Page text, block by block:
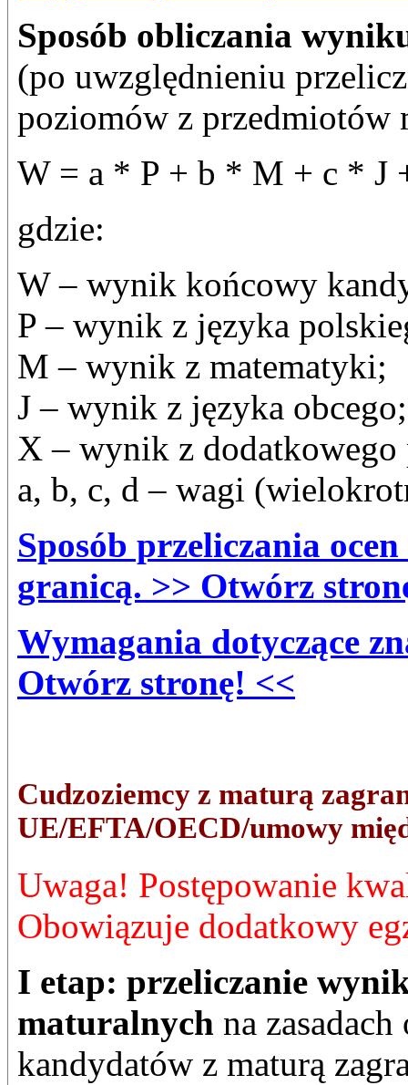
Sposób obliczania
(po uwzględnieniu
poziomów z przedmiotów
W = a * P + b * M + c * J
gdzie:
W – wynik końcowy
P – wynik z języka
M – wynik z matematyki;
J – wynik z języka obcego;
X – wynik z dodatkowego
a, b, c, d – wagi
Sposób przeliczania
granicą. >> Otwórz
Wymagania dotyczące
Otwórz stronę! <<
Cudzoziemcy z maturą
UE/EFTA/OECD/umowy
Uwaga! Postępowanie
Obowiązuje dodatkowy
I etap: przeliczanie
maturalnych na
kandydatów z maturą